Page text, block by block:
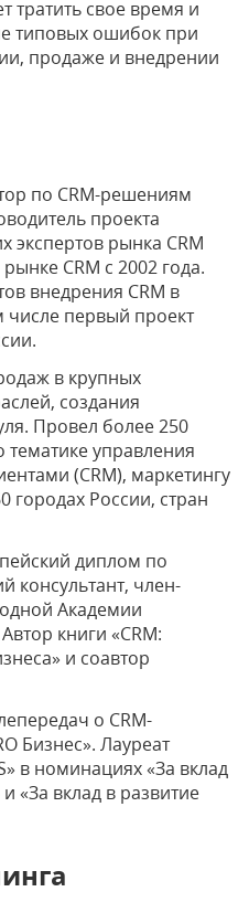
тратить свое время и
типовых ошибок при
продаже и внедрении
по CRM-решениям
проекта
экспертов рынка CRM
CRM с 2002 года.
внедрения CRM в
числе первый проект
в крупных
создания
Провел более 250
управления
(CRM), маркетингу
России, стран
диплом по
консультант, член-
Академии
книги «CRM:
и соавтор
о CRM-
Бизнес». Лауреат
в номинациях «За вклад
«За вклад в развитие